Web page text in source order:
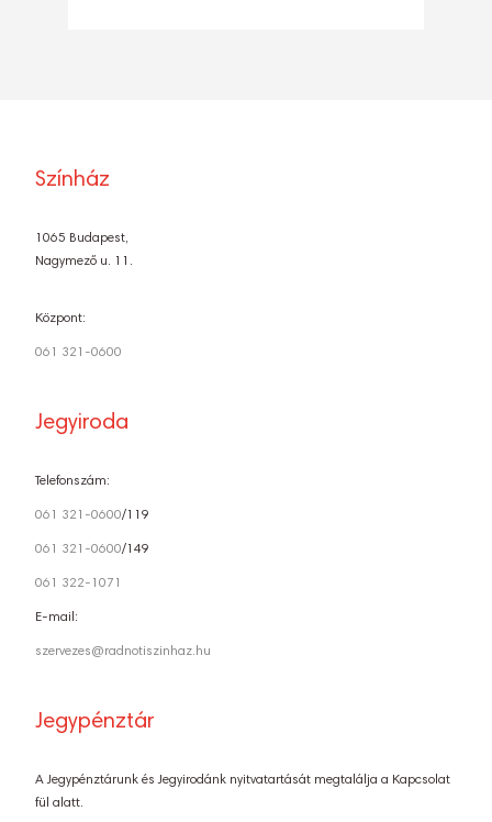
Színház
1065 Budapest,
Nagymező u. 11.
Központ:
061 321-0600
Jegyiroda
Telefonszám:
061 321-0600/119
061 321-0600/149
061 322-1071
E-mail:
szervezes@radnotiszinhaz.hu
Jegypénztár
A Jegypénztárunk és Jegyirodánk nyitvatartását megtalálja a Kapcsolat
fül alatt.